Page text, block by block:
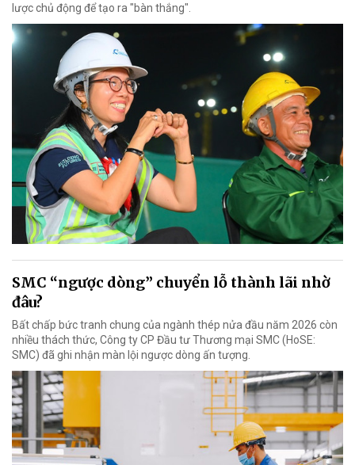
lược chủ động để tạo ra "bàn thắng".
SMC “ngược dòng” chuyển lỗ thành lãi nhờ
đâu?
Bất chấp bức tranh chung của ngành thép nửa đầu năm 2026 còn
nhiều thách thức, Công ty CP Đầu tư Thương mại SMC (HoSE:
SMC) đã ghi nhận màn lội ngược dòng ấn tượng.